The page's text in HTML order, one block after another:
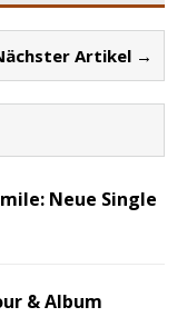
Artikel →
Neue Single
& Album